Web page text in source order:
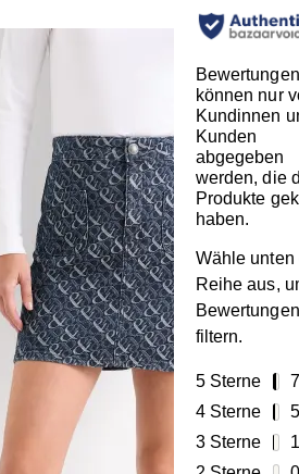
Bewertungen
können nur
Kundinnen
Kunden
abgegeben
werden, die
Produkte
haben.
Wähle unten
Reihe aus,
filtern.
5 Sterne
7
4 Sterne
5
3 Sterne
1